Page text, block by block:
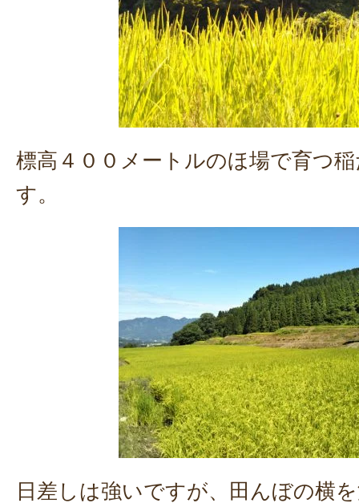
標高４００メートルのほ場で育つ
す。
日差しは強いですが、田んぼの横